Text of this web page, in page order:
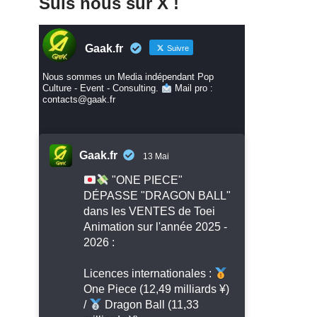
Gaak.fr Suivre
Nous sommes un Media indépendant Pop
Culture - Event - Consulting.
Mail pro :
contacts@gaak.fr
Gaak.fr 13 Mai
"ONE PIECE"
DÉPASSE "DRAGON BALL"
dans les VENTES de Toei
Animation sur l'année 2025 -
2026 :
Licences internationales :
One Piece (12,49 milliards ¥)
/
Dragon Ball (11,33